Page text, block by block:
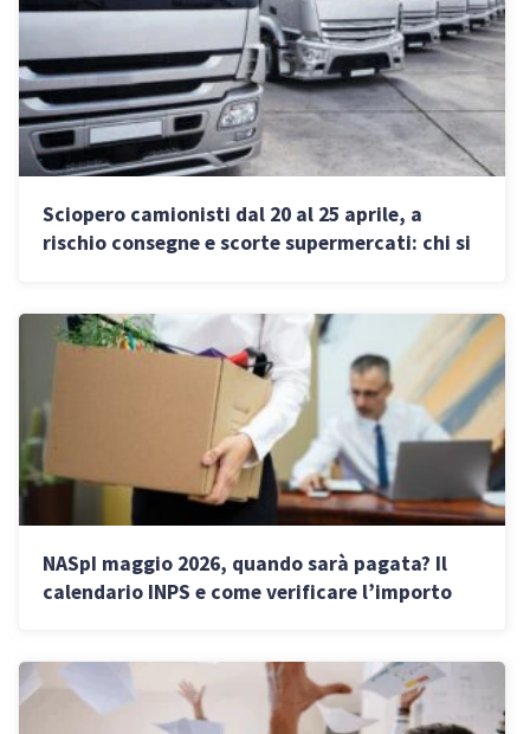
Sciopero camionisti dal 20 al 25 aprile, a
rischio consegne e scorte supermercati: chi si
NASpI maggio 2026, quando sarà pagata? Il
calendario INPS e come verificare l’importo